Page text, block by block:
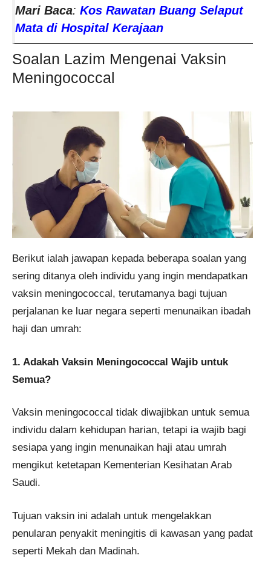
Mari Baca: Kos Rawatan Buang Selaput
Mata di Hospital Kerajaan
Soalan Lazim Mengenai Vaksin
Meningococcal
Berikut ialah jawapan kepada beberapa soalan yang
sering ditanya oleh individu yang ingin mendapatkan
vaksin meningococcal, terutamanya bagi tujuan
perjalanan ke luar negara seperti menunaikan ibadah
haji dan umrah:
1. Adakah Vaksin Meningococcal Wajib untuk
Semua?
Vaksin meningococcal tidak diwajibkan untuk semua
individu dalam kehidupan harian, tetapi ia wajib bagi
sesiapa yang ingin menunaikan haji atau umrah
mengikut ketetapan Kementerian Kesihatan Arab
Saudi.
Tujuan vaksin ini adalah untuk mengelakkan
penularan penyakit meningitis di kawasan yang padat
seperti Mekah dan Madinah.